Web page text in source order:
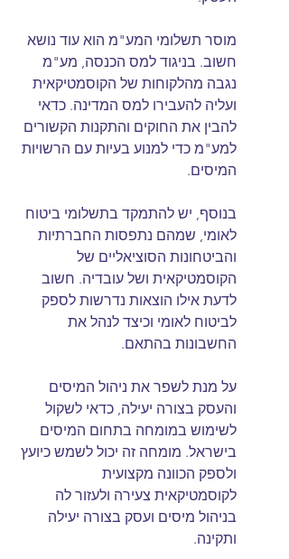
מוסר תשלומי המע"מ הוא עוד נושא
חשוב. בניגוד למס הכנסה, מע"מ
נגבה מהלקוחות של הקוסמטיקאית
ועליה להעבירו למס המדינה. כדאי
להבין את החוקים והתקנות הקשורים
למע"מ כדי למנוע בעיות עם הרשויות
המיסים.
בנוסף, יש להתמקד בתשלומי ביטוח
לאומי, שמהם נתפסות החברתיות
והביטחונות הסוציאליים של
הקוסמטיקאית ושל עובדיה. חשוב
לדעת אילו הוצאות נדרשות לספק
לביטוח לאומי וכיצד לנהל את
החשבונות בהתאם.
על מנת לשפר את ניהול המיסים
והעסק בצורה יעילה, כדאי לשקול
לשימוש במומחה בתחום המיסים
בישראל. מומחה זה יכול לשמש כיועץ
ולספק הכוונה מקצועית
לקוסמטיקאית צעירה ולעזור לה
בניהול מיסים ועסק בצורה יעילה
ותקינה.